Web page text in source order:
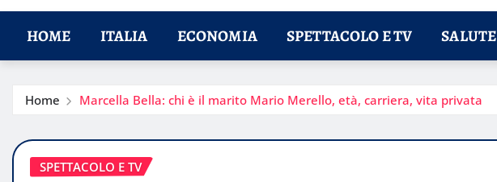
HOME ITALIA ECONOMIA SPETTACOLO E TV SALUTE
Home Marcella Bella: chi è il marito Mario Merello, età, carriera, vita privata
SPETTACOLO E TV